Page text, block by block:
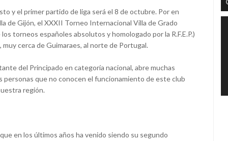
y el primer partido de liga será el 8 de octubre. Por en
de Gijón, el XXXII Torneo Internacional Villa de Grado
torneos españoles absolutos y homologado por la R.F.E.P.)
muy cerca de Guimaraes, al norte de Portugal.
del Principado en categoría nacional, abre muchas
que no conocen el funcionamiento de este club
región.
en los últimos años ha venido siendo su segundo